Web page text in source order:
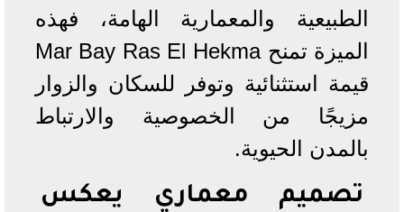
الطبيعية والمعمارية الهامة، فهذه
الميزة تمنح Mar Bay Ras El Hekma
قيمة استثنائية وتوفر للسكان والزوار
مزيجًا من الخصوصية والارتباط
بالمدن الحيوية.
تصميم معماري يعكس